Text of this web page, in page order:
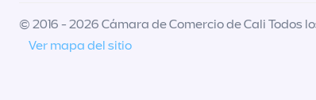
© 2016 - 2026 Cámara de Comercio de Cali Todos
Ver mapa del sitio